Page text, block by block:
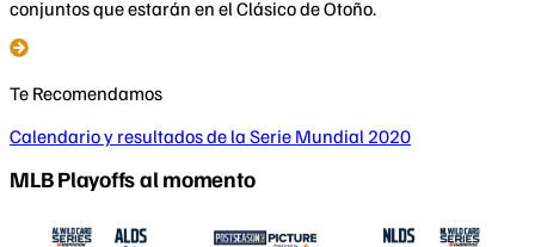
conjuntos que estarán en el Clásico de Otoño.
Te Recomendamos
Calendario y resultados de la Serie Mundial 2020
MLB Playoffs al momento